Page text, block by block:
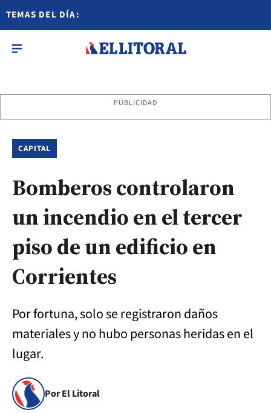
TEMAS DEL DÍA:
PUBLICIDAD
CAPITAL
Bomberos controlaron
un incendio en el tercer
piso de un edificio en
Corrientes
Por fortuna, solo se registraron daños
materiales y no hubo personas heridas en el
lugar.
Por El Litoral